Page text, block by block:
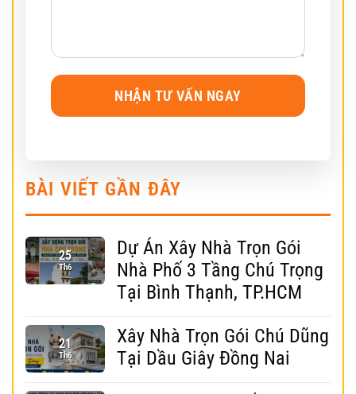
BÀI VIẾT GẦN ĐÂY
25
Th6
Dự Án Xây Nhà Trọn Gói
Nhà Phố 3 Tầng Chú Trọng
Tại Bình Thạnh, TP.HCM
21
Th6
Xây Nhà Trọn Gói Chú Dũng
Tại Dầu Giây Đồng Nai